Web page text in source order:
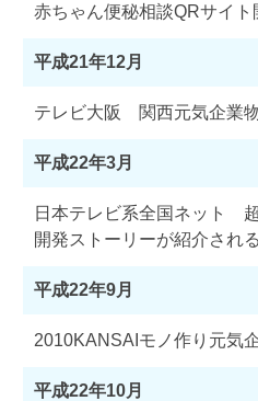
赤ちゃん便秘相談QRサイト
平成21年12月
テレビ大阪 関西元気企業
平成22年3月
日本テレビ系全国ネット
開発ストーリーが紹介される
平成22年9月
2010KANSAIモノ作り元気
平成22年10月